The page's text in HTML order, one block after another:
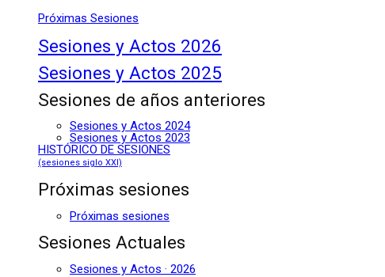
Próximas Sesiones
Sesiones y Actos 2026
Sesiones y Actos 2025
Sesiones de años anteriores
Sesiones y Actos 2024
Sesiones y Actos 2023
HISTÓRICO DE SESIONES
(sesiones siglo XXI)
Próximas sesiones
Próximas sesiones
Sesiones Actuales
Sesiones y Actos · 2026